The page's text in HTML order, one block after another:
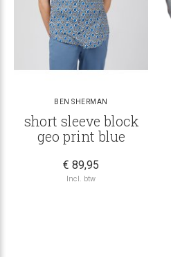
BEN SHERMAN
short sleeve block
geo print blue
€ 89,95
Incl. btw